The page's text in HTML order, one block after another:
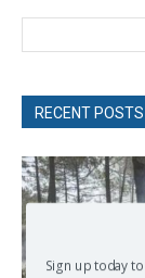
RECENT POSTS
Sign up today